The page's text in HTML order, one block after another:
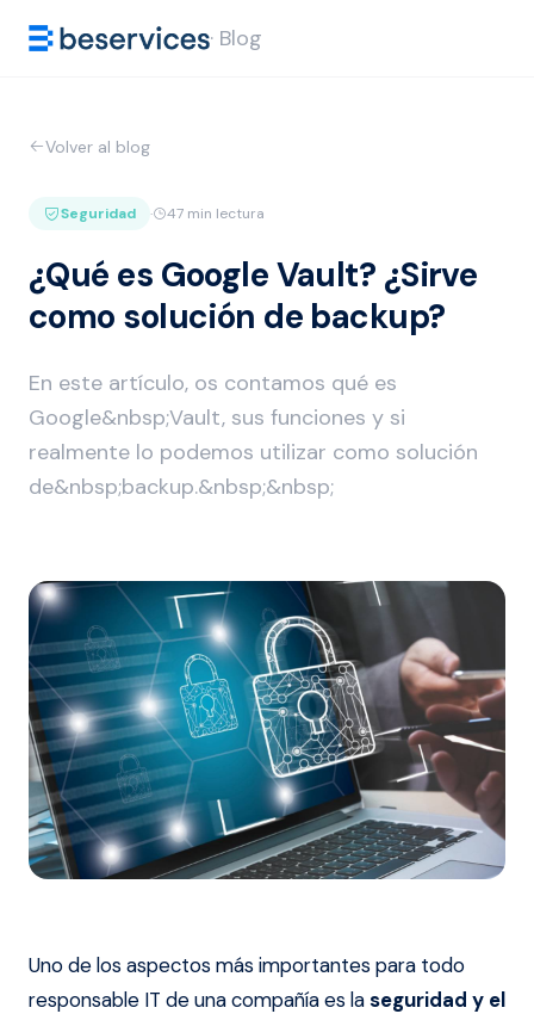
· Blog
Volver al blog
Seguridad · 47 min lectura
¿Qué es Google Vault? ¿Sirve
como solución de backup?
En este artículo, os contamos qué es
Google&nbsp;Vault, sus funciones y si
realmente lo podemos utilizar como solución
de&nbsp;backup.&nbsp;&nbsp;
Uno de los aspectos más importantes para todo
responsable IT de una compañía es laseguridad y el